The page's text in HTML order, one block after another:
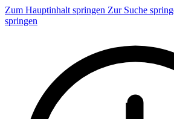
Zum Hauptinhalt springen Zur Suche
springen